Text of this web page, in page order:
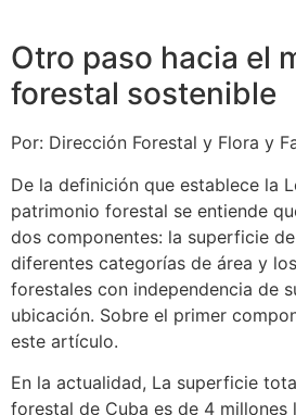
Otro paso hacia el
forestal sostenible
Por: Dirección Forestal y Flora y
De la definición que establece la
patrimonio forestal se entiende
dos componentes: la superficie
diferentes categorías de área y
forestales con independencia de
ubicación. Sobre el primer
este artículo.
En la actualidad, La superficie
forestal de Cuba es de 4 millones